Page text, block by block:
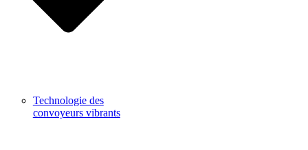
Technologie des
convoyeurs vibrants